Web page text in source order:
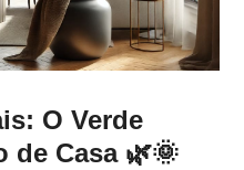
O Verde
de Casa 🌿🌞